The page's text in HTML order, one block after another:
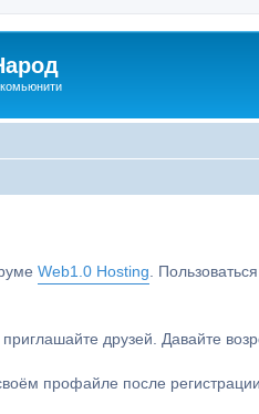
Web1.0 Hosting .
друзей. Давайте
профайле после регистрации.